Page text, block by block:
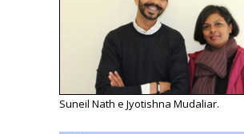
Suneil Nath e Jyotishna Mudaliar.